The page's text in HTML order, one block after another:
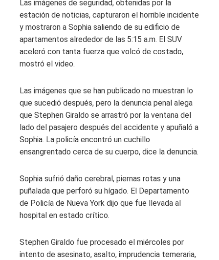
Las imágenes de seguridad, obtenidas por la
estación de noticias, capturaron el horrible incidente
y mostraron a Sophia saliendo de su edificio de
apartamentos alrededor de las 5:15 a.m. El SUV
aceleró con tanta fuerza que volcó de costado,
mostró el video.
Las imágenes que se han publicado no muestran lo
que sucedió después, pero la denuncia penal alega
que Stephen Giraldo se arrastró por la ventana del
lado del pasajero después del accidente y apuñaló a
Sophia. La policía encontró un cuchillo
ensangrentado cerca de su cuerpo, dice la denuncia.
Sophia sufrió daño cerebral, piernas rotas y una
puñalada que perforó su hígado. El Departamento
de Policía de Nueva York dijo que fue llevada al
hospital en estado crítico.
Stephen Giraldo fue procesado el miércoles por
intento de asesinato, asalto, imprudencia temeraria,